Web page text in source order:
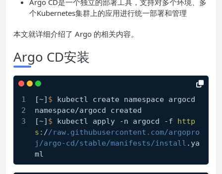
Argo CD是一个独立的部署工具，支持对多个环境、多
个Kubernetes集群上的应用进行统一部署和管理
本文就详细介绍了 Argo 的相关内容。
Argo CD安装
[~] $ kubectl create namespace argocd
namespace/argocd created
[~] $ kubectl apply -n argocd -f http
s: //raw.githubusercontent.com/argopro
j /argo-cd/stable/manifests/install .ya
ml